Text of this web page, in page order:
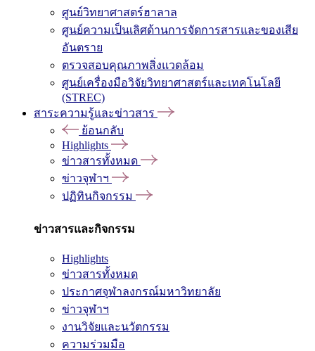
ศูนย์วิทยาศาสตร์ฮาลาล
ศูนย์ความเป็นเลิศด้านการจัดการสารและของเสีย
อันตราย
ตรวจสอบคุณภาพสิ่งแวดล้อม
ศูนย์เครื่องมือวิจัยวิทยาศาสตร์และเทคโนโลยี
(STREC)
สาระความรู้และข่าวสาร
ย้อนกลับ
Highlights
ข่าวสารทั้งหมด
ข่าวจุฬาฯ
ปฏิทินกิจกรรม
ข่าวสารและกิจกรรม
Highlights
ข่าวสารทั้งหมด
ประกาศจุฬาลงกรณ์มหาวิทยาลัย
ข่าวจุฬาฯ
งานวิจัยและนวัตกรรม
ความร่วมมือ